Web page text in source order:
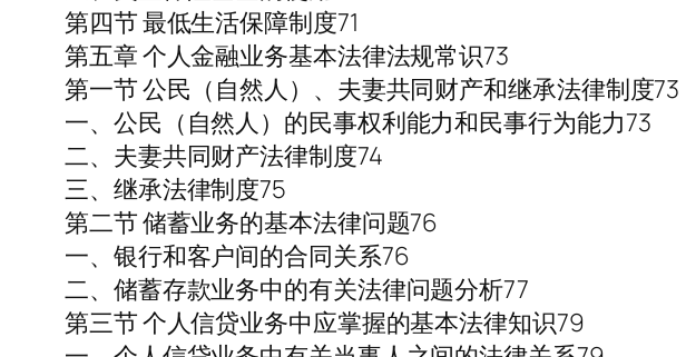
第四节 最低生活保障制度71
第五章 个人金融业务基本法律法规常识73
第一节 公民（自然人）、夫妻共同财产和继承法律制度73
一、公民（自然人）的民事权利能力和民事行为能力73
二、夫妻共同财产法律制度74
三、继承法律制度75
第二节 储蓄业务的基本法律问题76
一、银行和客户间的合同关系76
二、储蓄存款业务中的有关法律问题分析77
第三节 个人信贷业务中应掌握的基本法律知识79